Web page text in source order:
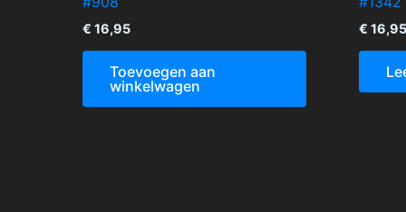
€ 16,95
Toevoegen aan
winkelwagen
€ 16,95